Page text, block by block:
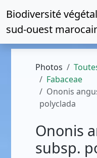
Biodiversité
sud-ouest
Photos
Fabaceae
Ononis
polyclada
Ononis
subsp.